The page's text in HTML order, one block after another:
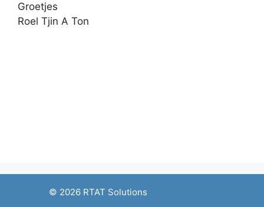
Groetjes
Roel Tjin A Ton